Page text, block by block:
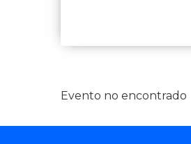
Evento no encontrado